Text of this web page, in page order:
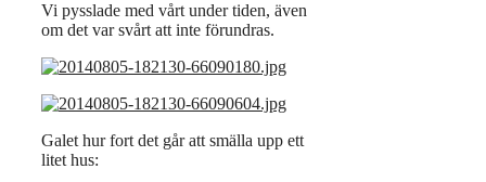
Vi pysslade med vårt under tiden, även
om det var svårt att inte förundras.
Galet hur fort det går att smälla upp ett
litet hus: